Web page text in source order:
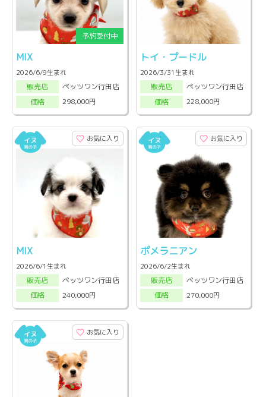
MIX
2026/6/9生まれ
販売店
ペッツワン行田店
価格
298,000円
トイ・プードル
2026/3/31生まれ
販売店
ペッツワン行田店
価格
228,000円
お気に入り
MIX
2026/6/1生まれ
販売店
ペッツワン行田店
価格
240,000円
お気に入り
ポメラニアン
2026/6/2生まれ
販売店
ペッツワン行田店
価格
270,000円
お気に入り